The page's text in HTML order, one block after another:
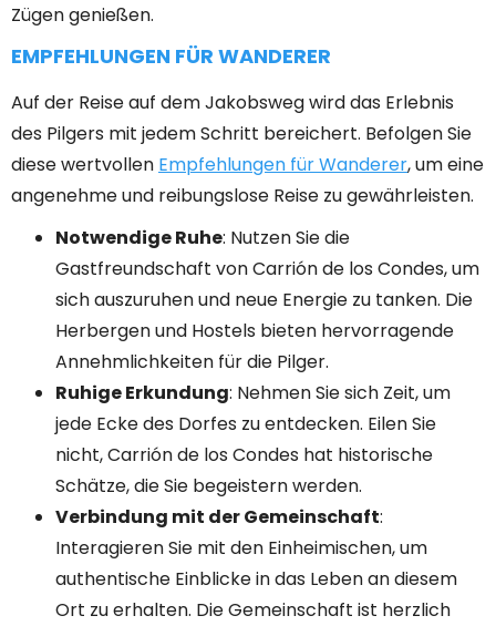
Zügen genießen.
EMPFEHLUNGEN FÜR WANDERER
Auf der Reise auf dem Jakobsweg wird das Erlebnis
des Pilgers mit jedem Schritt bereichert. Befolgen Sie
diese wertvollen Empfehlungen für Wanderer, um eine
angenehme und reibungslose Reise zu gewährleisten.
Notwendige Ruhe: Nutzen Sie die
Gastfreundschaft von Carrión de los Condes, um
sich auszuruhen und neue Energie zu tanken. Die
Herbergen und Hostels bieten hervorragende
Annehmlichkeiten für die Pilger.
Ruhige Erkundung: Nehmen Sie sich Zeit, um
jede Ecke des Dorfes zu entdecken. Eilen Sie
nicht, Carrión de los Condes hat historische
Schätze, die Sie begeistern werden.
Verbindung mit der Gemeinschaft:
Interagieren Sie mit den Einheimischen, um
authentische Einblicke in das Leben an diesem
Ort zu erhalten. Die Gemeinschaft ist herzlich